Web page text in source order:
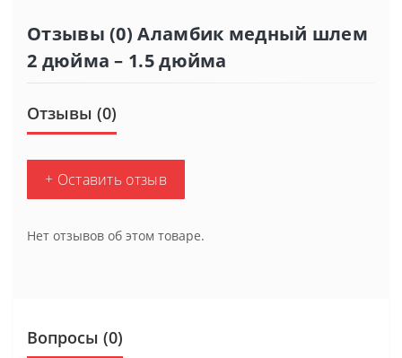
Отзывы (0) Аламбик медный шлем
2 дюйма – 1.5 дюйма
Отзывы (0)
+ Оставить отзыв
Нет отзывов об этом товаре.
Вопросы (0)